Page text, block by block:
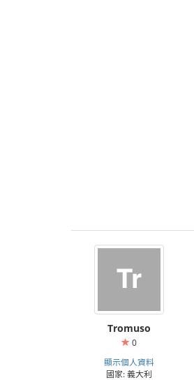
Tromuso
0
顯示個人資料
國家: 義大利